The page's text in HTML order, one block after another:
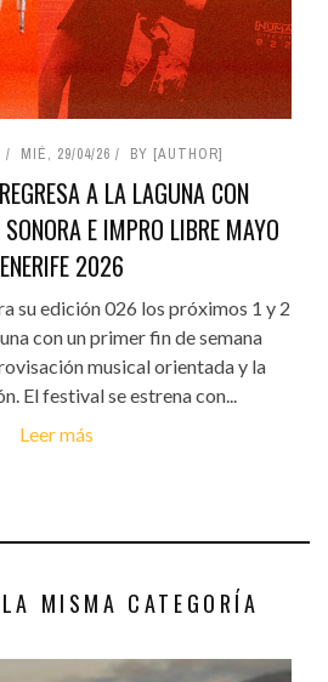
MIÉ, 29/04/26 BY [AUTHOR]
A LA LAGUNA CON
E IMPRO LIBRE MAYO
2026
su edición 026 los próximos 1 y 2
con un primer fin de semana
musical orientada y la
El festival se estrena con...
Leer más
MISMA CATEGORÍA